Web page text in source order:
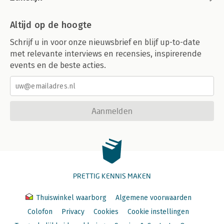
Leerlingbesprekingen 220
7 Hulp bij specifieke problemen 221
Inleiding 221
Verwijzen is doorgeven van vertrouwen 222
Faalangst en examenvrees 227
Verschillende vormen van faalangst 228
Autismespectrumstoornissen (ASS) 248
Vragenlijst Sociale vaardigheden 261
Vragenlijst Faalangst 265
Signaleringslijst voor faalangst 270
HSP-testen 271
Altijd op de hoogte
Schrijf u in voor onze nieuwsbrief en blijf up-to-date
met relevante interviews en recensies, inspirerende
events en de beste acties.
Aanmelden
PRETTIG KENNIS MAKEN
Thuiswinkel waarborg
Algemene voorwaarden
Colofon
Privacy Cookies
Cookie instellingen